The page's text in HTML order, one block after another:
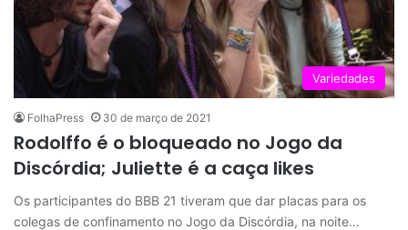
Variedades
FolhaPress 30 de março de 2021
Rodolffo é o bloqueado no Jogo da
Discórdia; Juliette é a caça likes
Os participantes do BBB 21 tiveram que dar placas para os
colegas de confinamento no Jogo da Discórdia, na noite…